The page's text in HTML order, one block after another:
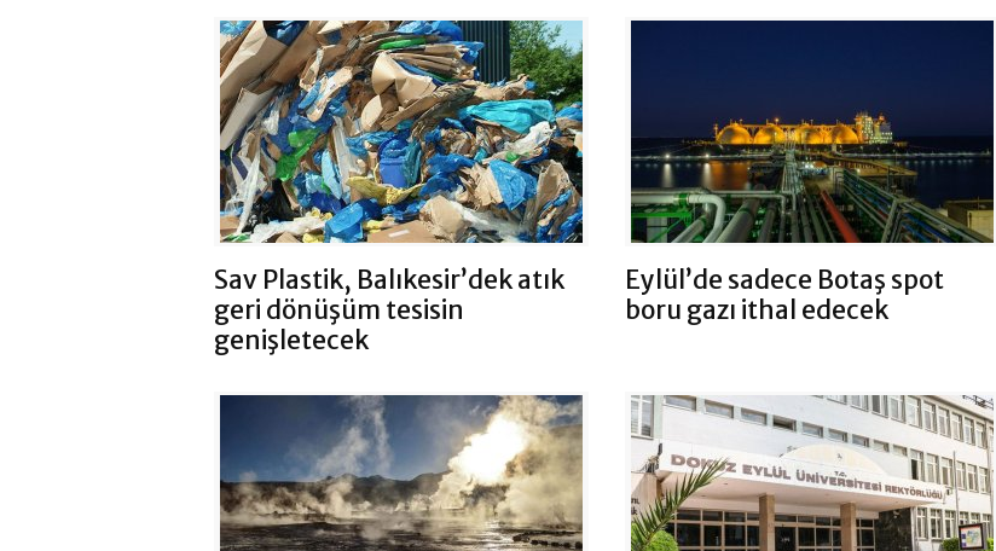
Sav Plastik, Balıkesir’dek atık
geri dönüşüm tesisin
genişletecek
Eylül’de sadece Botaş spot
boru gazı ithal edecek